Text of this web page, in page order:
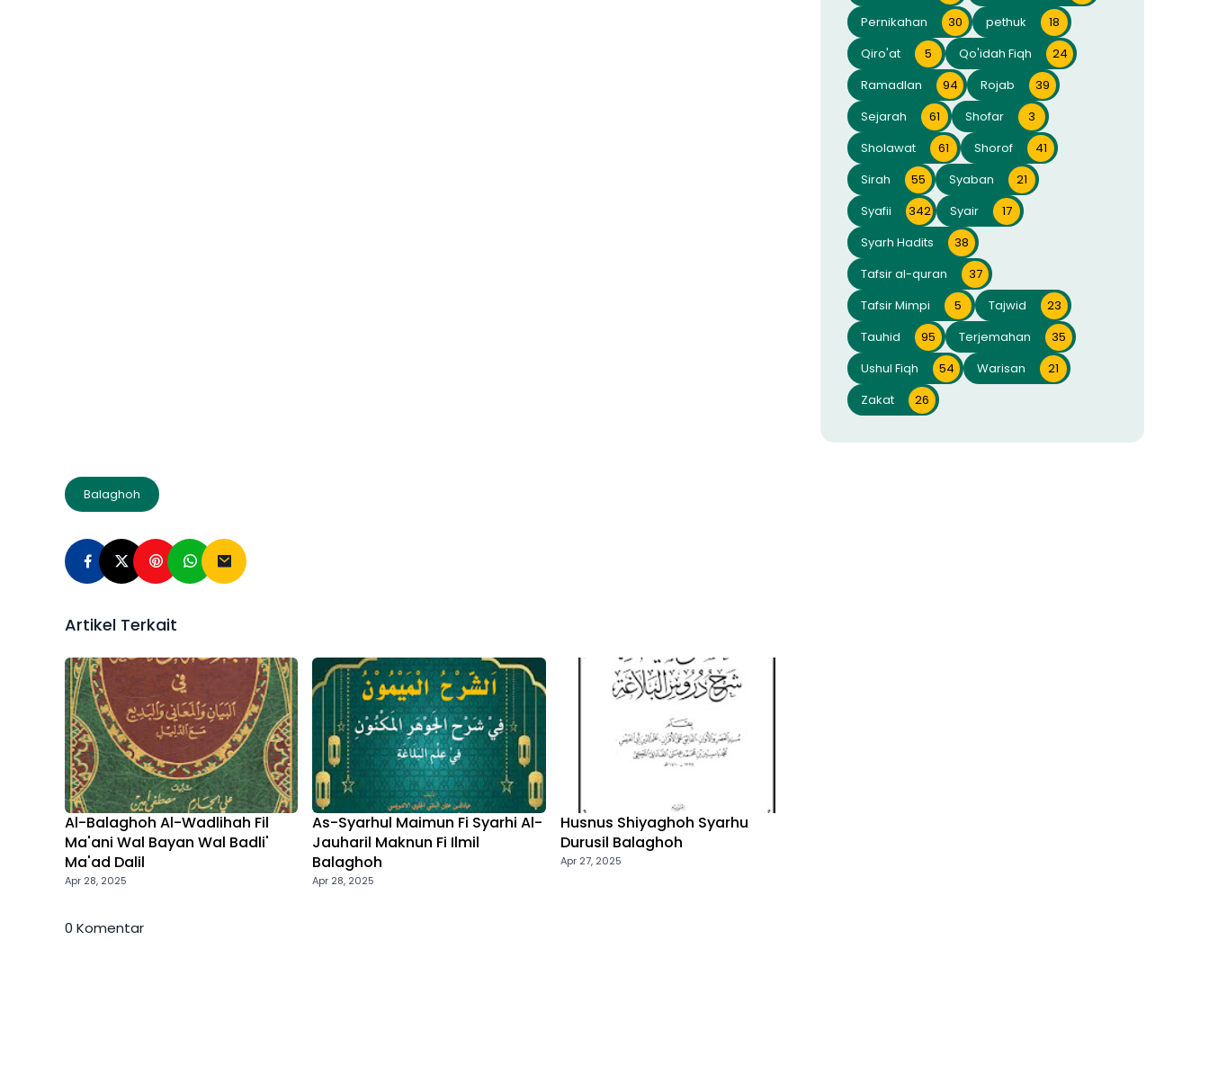
Balaghoh
Artikel Terkait
Al-Balaghoh Al-Wadlihah Fil
Ma'ani Wal Bayan Wal Badli'
Ma'ad Dalil
Apr 28, 2025
As-Syarhul Maimun Fi Syarhi Al-
Jauharil Maknun Fi Ilmil
Balaghoh
Apr 28, 2025
Husnus Shiyaghoh Syarhu
Durusil Balaghoh
Apr 27, 2025
0 Komentar
Pernikahan
30 pethuk
18
Qiro'at
5 Qo'idah Fiqh
24
Ramadlan
94 Rojab
39
Sejarah
61 Shofar
3
Sholawat
61 Shorof
41
Sirah
55 Syaban
21
Syafii
342 Syair
17
Syarh Hadits
38
Tafsir al-quran
37
Tafsir Mimpi
5 Tajwid
23
Tauhid
95 Terjemahan
35
Ushul Fiqh
54 Warisan
21
Zakat
26